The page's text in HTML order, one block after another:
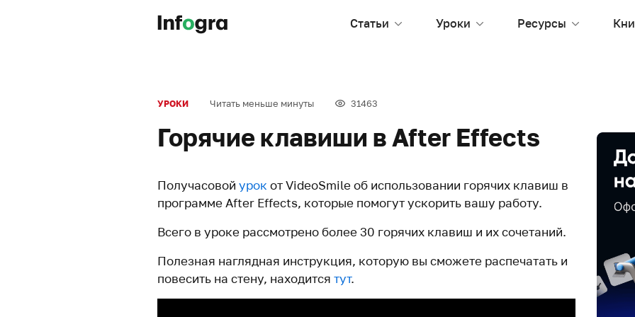
Статьи Уроки Ресурсы
УРОКИ Читать меньше минуты 31463
Горячие клавиши в After Effects
Получасовой урок от VideoSmile об использовании горячих клавиш в
программе After Effects, которые помогут ускорить вашу работу.
Всего в уроке рассмотрено более 30 горячих клавиш и их сочетаний.
Полезная наглядная инструкция, которую вы сможете распечатать и
повесить на стену, находится тут.